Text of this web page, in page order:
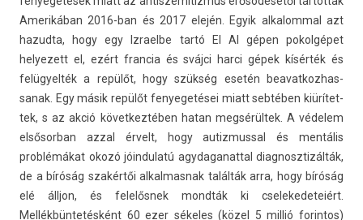
Amerikában 2016-ban és 2017 elején. Egyik al­kalomm­al azt
hazud­ta, hogy egy Iz­rael­be tartó El Al gépen pokol­gépet
helyezett el, ezért fran­cia és svájci harci gépek kísérték és
felügyelték a repülőt, hogy szükség esetén be­avat­kozhas­
sanak. Egy másik repülőt fenyegetései miatt sebtében kiürítet­
tek, s az akció követ­keztéb­en hatan megsérültek. A védelem
el­sősor­ban azzal érvelt, hogy autiz­muss­al és mentális
problémákat okozó jóin­dulatú agydaganatt­al di­ag­nosztizál­ták,
de a bíróság szakértői al­kal­masnak találták arra, hogy bíróság
elé álljon, és felelősnek mondták ki cselekedeteiért.
Mellékbüntetésként 60 ezer sékeles (közel 5 millió forin­tos)